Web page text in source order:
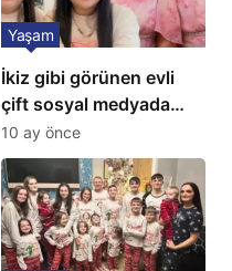
İkiz gibi görünen evli
çift sosyal medyada
gündem oldu
Yaşam
10 ay önce